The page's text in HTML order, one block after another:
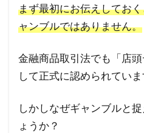
くの
勉強
要だ
から
理由
⑤ご
まず最初にお伝えしてお
ャンブルではありません。
金融商品取引法でも「店
して正式に認められていま
しかしなぜギャンブルと
ょうか？